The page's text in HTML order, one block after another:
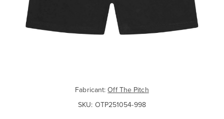
Fabricant: Off The Pitch
SKU: OTP251054-998